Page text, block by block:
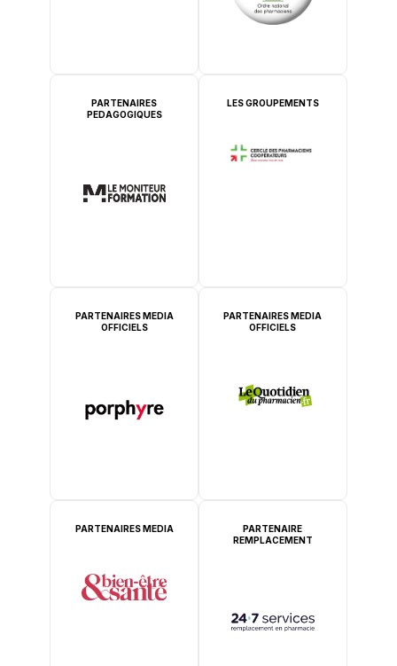
PARTENAIRES
PEDAGOGIQUES
LES GROUPEMENTS
PARTENAIRES MEDIA
OFFICIELS
PARTENAIRES MEDIA
OFFICIELS
PARTENAIRES MEDIA
PARTENAIRE
REMPLACEMENT